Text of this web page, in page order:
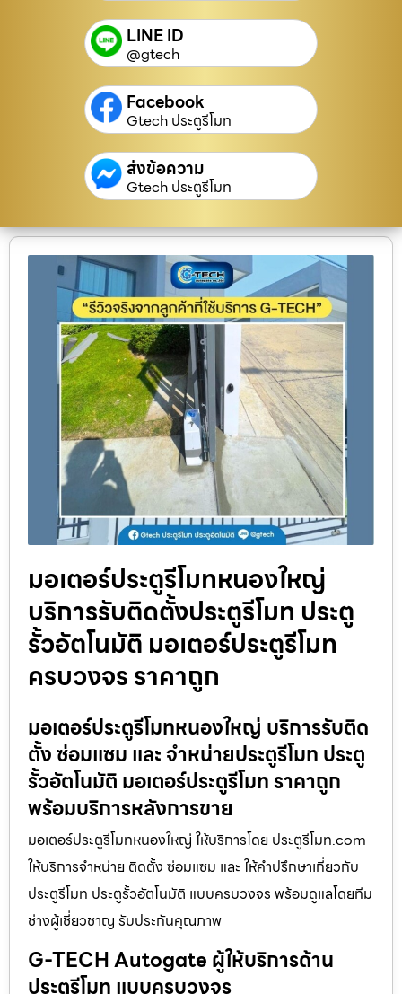
LINE ID
@gtech
Facebook
Gtech ประตูรีโมท
ส่งข้อความ
Gtech ประตูรีโมท
มอเตอร์ประตูรีโมทหนองใหญ่
บริการรับติดตั้งประตูรีโมท ประตู
รั้วอัตโนมัติ มอเตอร์ประตูรีโมท
ครบวงจร ราคาถูก
มอเตอร์ประตูรีโมทหนองใหญ่ บริการรับติด
ตั้ง ซ่อมแซม และ จำหน่ายประตูรีโมท ประตู
รั้วอัตโนมัติ มอเตอร์ประตูรีโมท ราคาถูก
พร้อมบริการหลังการขาย
มอเตอร์ประตูรีโมทหนองใหญ่ ให้บริการโดย ประตูรีโมท.com
ให้บริการจำหน่าย ติดตั้ง ซ่อมแซม และ ให้คำปรึกษาเกี่ยวกับ
ประตูรีโมท ประตูรั้วอัตโนมัติ แบบครบวงจร พร้อมดูแลโดยทีม
ช่างผู้เชี่ยวชาญ รับประกันคุณภาพ
G-TECH Autogate ผู้ให้บริการด้าน
ประตูรีโมท แบบครบวงจร